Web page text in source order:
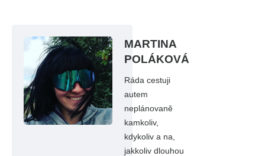
MARTINA
POLÁKOVÁ
Ráda cestuji
autem
neplánovaně
kamkoliv,
kdykoliv a na,
jakkoliv dlouhou